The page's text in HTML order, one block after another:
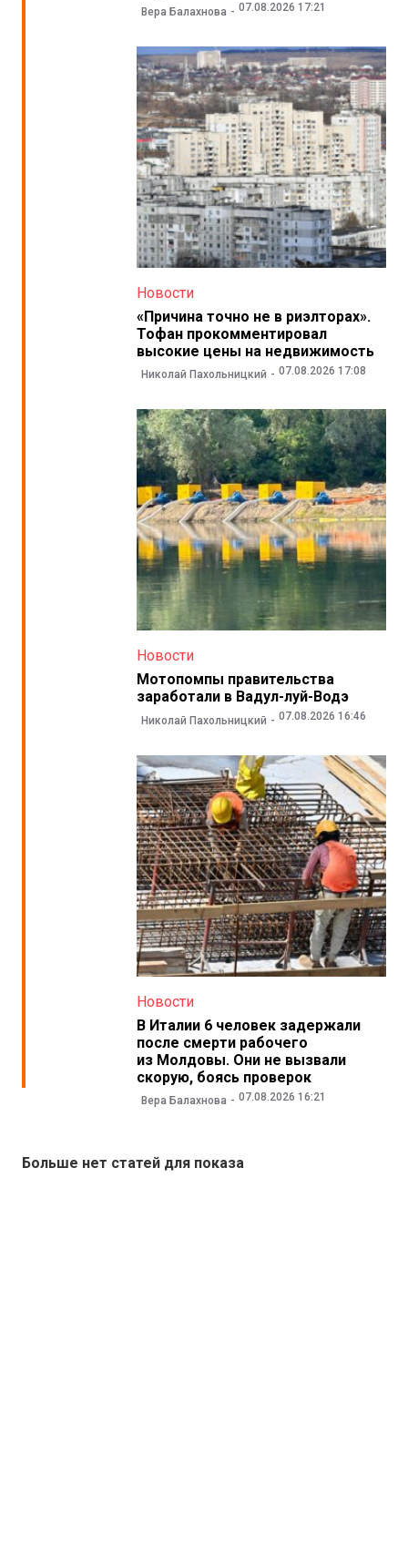
Вера Балахнова 07.08.2026 17:21
Новости
«Причина точно не в риэлторах».
Тофан прокомментировал
высокие цены на недвижимость
Николай Пахольницкий 07.08.2026 17:08
Новости
Мотопомпы правительства
заработали в Вадул-луй-Водэ
Николай Пахольницкий 07.08.2026 16:46
Новости
В Италии 6 человек задержали
после смерти рабочего
из Молдовы. Они не вызвали
скорую, боясь проверок
Вера Балахнова 07.08.2026 16:21
Больше нет статей для показа